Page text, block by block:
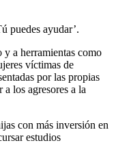
puedes ayudar’.
y a herramientas como
víctimas de
por las propias
los agresores a la
con más inversión en
estudios